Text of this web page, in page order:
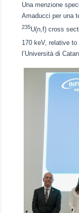
Una menzione
Amaducci per una
235U(n,f) cross
170 keV, relative to
l’Università di